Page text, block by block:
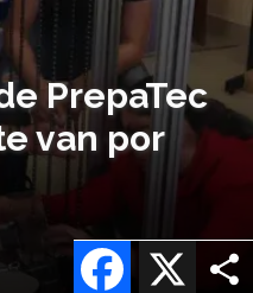
PrepaTec
van por
X
Facebook